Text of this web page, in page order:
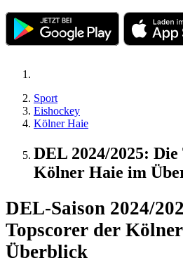
Sport
Eishockey
Kölner Haie
DEL 2024/2025:
Kölner Haie im
DEL-Saison 2024/
Topscorer der
Überblick